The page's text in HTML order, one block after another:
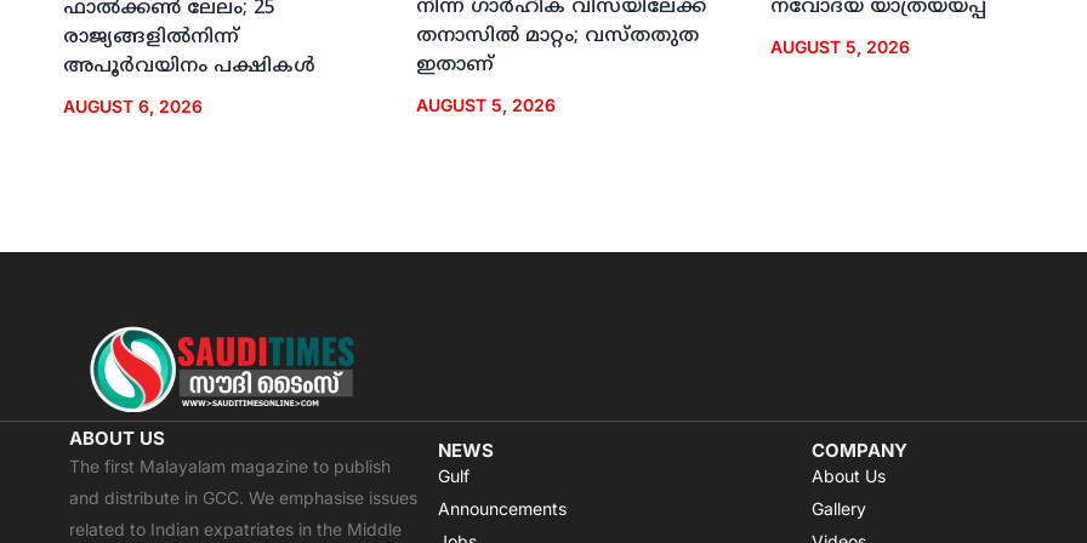
ഫാല്‍ക്കണ്‍ ലേലം; 25
രാജ്യങ്ങളില്‍നിന്ന്
അപൂര്‍വയിനം പക്ഷികള്‍
AUGUST 6, 2026
നിന്ന് ഗാര്‍ഹിക വിസയിലേക്ക്
തനാസില്‍ മാറ്റം; വസ്തതുത
ഇതാണ്
AUGUST 5, 2026
നവോദയ യാത്രയയപ്പ്
AUGUST 5, 2026
ABOUT US
The first Malayalam magazine to publish
and distribute in GCC. We emphasise issues
related to Indian expatriates in the Middle
NEWS
Gulf
Announcements
COMPANY
About Us
Gallery